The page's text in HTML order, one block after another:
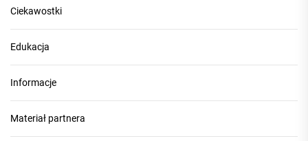
Ciekawostki
Edukacja
Informacje
Materiał partnera